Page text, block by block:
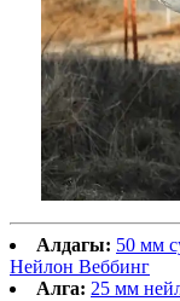
Алдагы: 50 мм
Нейлон Веббинг
Алга: 25 мм